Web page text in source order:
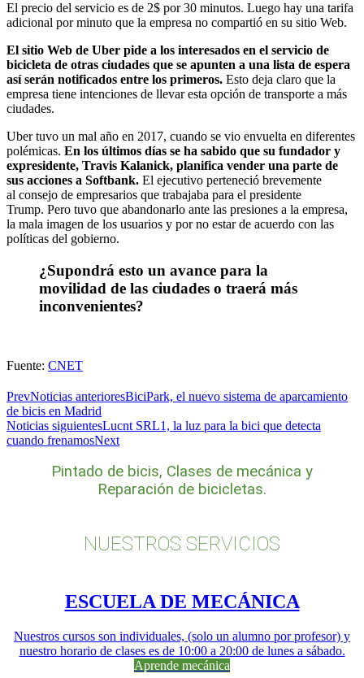
El precio del servicio es de 2$ por 30 minutos. Luego hay una tarifa
adicional por minuto que la empresa no compartió en su sitio Web.
El sitio Web de Uber pide a los interesados en el servicio de
bicicleta de otras ciudades que se apunten a una lista de espera
así serán notificados entre los primeros. Esto deja claro que la
empresa tiene intenciones de llevar esta opción de transporte a más
ciudades.
Uber tuvo un mal año en 2017, cuando se vio envuelta en diferentes
polémicas. En los últimos días se ha sabido que su fundador y
expresidente, Travis Kalanick, planifica vender una parte de
sus acciones a Softbank. El ejecutivo perteneció brevemente
al consejo de empresarios que trabajaba para el presidente
Trump. Pero tuvo que abandonarlo ante las presiones a la empresa,
la mala imagen de los usuarios y por no estar de acuerdo con las
políticas del gobierno.
¿Supondrá esto un avance para la
movilidad de las ciudades o traerá más
inconvenientes?
Fuente: CNET
PrevNoticias anterioresBiciPark, el nuevo sistema de aparcamiento
de bicis en Madrid
Noticias siguientesLucnt SRL1, la luz para la bici que detecta
cuando frenamosNext
Pintado de bicis, Clases de mecánica y
Reparación de bicicletas.
NUESTROS SERVICIOS
ESCUELA DE MECÁNICA
Nuestros cursos son individuales, (solo un alumno por profesor) y
nuestro horario de clases es de 10:00 a 20:00 de lunes a sábado.
Aprende mecánica